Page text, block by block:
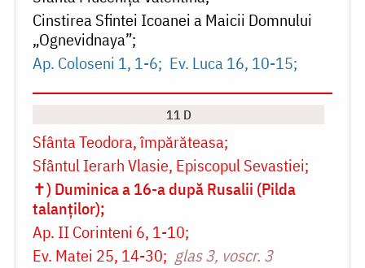
Cinstirea Sfintei Icoanei a Maicii Domnului
„Ognevidnaya”
Ap. Coloseni 1, 1-6 Ev. Luca 16, 10-15
11 D
Sfânta Teodora, împărăteasa
Sfântul Ierarh Vlasie, Episcopul Sevastiei
✝) Duminica a 16-a după Rusalii (Pilda
talanţilor)
Ap. II Corinteni 6, 1-10
Ev. Matei 25, 14-30
glas 3, voscr. 3